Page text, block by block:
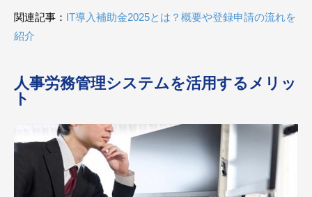
関連記事： IT導入補助金2025とは？概要や登録申請の流れを
紹介
人事労務管理システムを活用するメリッ
ト